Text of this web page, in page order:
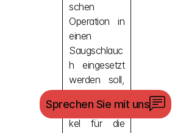
schen
Operation in
einen
Saugschlauc
h eingesetzt
werden soll,
Knochenparti
kel für die
Sprechen Sie mit uns